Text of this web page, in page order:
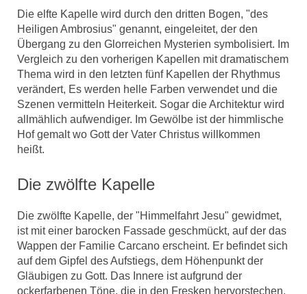
Die elfte Kapelle wird durch den dritten Bogen, "des
Heiligen Ambrosius" genannt, eingeleitet, der den
Übergang zu den Glorreichen Mysterien symbolisiert. Im
Vergleich zu den vorherigen Kapellen mit dramatischem
Thema wird in den letzten fünf Kapellen der Rhythmus
verändert, Es werden helle Farben verwendet und die
Szenen vermitteln Heiterkeit. Sogar die Architektur wird
allmählich aufwendiger. Im Gewölbe ist der himmlische
Hof gemalt wo Gott der Vater Christus willkommen
heißt.
Die zwölfte Kapelle
Die zwölfte Kapelle, der "Himmelfahrt Jesu" gewidmet,
ist mit einer barocken Fassade geschmückt, auf der das
Wappen der Familie Carcano erscheint. Er befindet sich
auf dem Gipfel des Aufstiegs, dem Höhenpunkt der
Gläubigen zu Gott. Das Innere ist aufgrund der
ockerfarbenen Töne, die in den Fresken hervorstechen,